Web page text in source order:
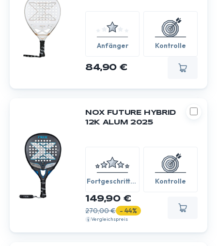
Anfänger Kontrolle
84,90 €
NOX FUTURE HYBRID
12K ALUM 2025
Fortgeschritten
Kontrolle
149,90 €
270,00 € - 44%
Vergleichspreis